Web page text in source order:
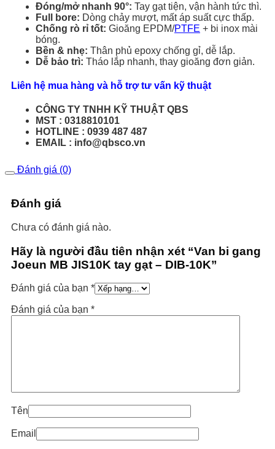
Đóng/mở nhanh 90°: Tay gạt tiện, vận hành tức thì.
Full bore: Dòng chảy mượt, mất áp suất cực thấp.
Chống rò rỉ tốt: Gioăng EPDM/PTFE + bi inox mài
bóng.
Bền & nhẹ: Thân phủ epoxy chống gỉ, dễ lắp.
Dễ bảo trì: Tháo lắp nhanh, thay gioăng đơn giản.
Liên hệ mua hàng và hỗ trợ tư vấn kỹ thuật
CÔNG TY TNHH KỸ THUẬT QBS
MST : 0318810101
HOTLINE : 0939 487 487
EMAIL : info@qbsco.vn
Đánh giá (0)
Đánh giá
Chưa có đánh giá nào.
Hãy là người đầu tiên nhận xét “Van bi gang
Joeun MB JIS10K tay gạt – DIB-10K”
Đánh giá của bạn *
Đánh giá của bạn *
Tên
Email